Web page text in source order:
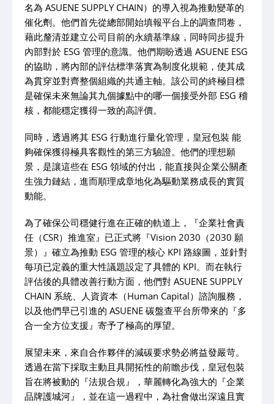
名為 ASUENE SUPPLY CHAIN）的導入視為推動變革的
催化劑。他們首先從總部開始填報平台上的調查問卷，
藉此釐清並建立公司目前的永續基準線，同時同步提升
內部對於 ESG 管理的意識。他們期盼透過 ASUENE ESG
的協助，將內部的評估標準落實為制度化規範，使其成
為貫穿並對齊整個組織的共通主軸。該公司的終極目標
是確保未來無論其九個據點中的哪一個接受外部 ESG 稽
核，都能穩定獲得一致的高評價。
同時，透過將其 ESG 行動進行量化管理，皇冠包裝 能
夠確保獲得極具客觀性的第三方驗證。他們的理想願
景，是讓這些在 ESG 領域的付出，能直接與企業公關產
生強力鏈結，進而順理成章地化為驅動業務成長的實質
動能。
為了確保公司穩健行進在正確的軌道上，『企業社會責
任（CSR）推進室』已正式將『Vision 2030（2030 願
景）』確立為推動 ESG 管理的核心 KPI 路線圖，並針對
每項已定義的重大性議題設定了具體的 KPI。而在執行
評估後的具體改善行動方面，他們對 ASUENE SUPPLY
CHAIN 系統、人資資本（Human Capital）諮詢服務，
以及他們早已引進的 ASUENE 碳盤查平台所帶來的『多
合一全方位支援』寄予了極高的厚望。
展望未來，來自合作夥伴的減碳要求勢必將益發嚴苛。
透過在當下採取主動且具開拓性的前瞻步伐，皇冠包裝
旨在將被動的『法規合規』，華麗轉化為強大的『企業
品牌護城河』，並在這一過程中，為社會做出深遠且實